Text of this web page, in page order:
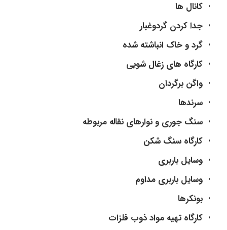
کانال ها
جدا کردن گردوغبار
گرد و خاک انباشته شده
کارگاه های زغال شویی
واگن برگردان
سرندها
سنگ جوری و نوارهای نقاله مربوطه
کارگاه سنگ شکن
وسایل باربری
وسایل باربری مداوم
بونکرها
کارگاه تهیه مواد ذوب فلزات